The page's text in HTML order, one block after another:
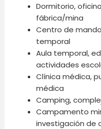
Dormitorio,
fábrica/mina
Centro de
temporal
Aula temporal,
actividades
Clínica médica,
médica
Camping,
Campamento
investigación de